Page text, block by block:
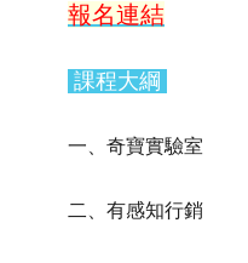
報名連結
課程大綱
一、奇寶實驗室
二、有感知行銷